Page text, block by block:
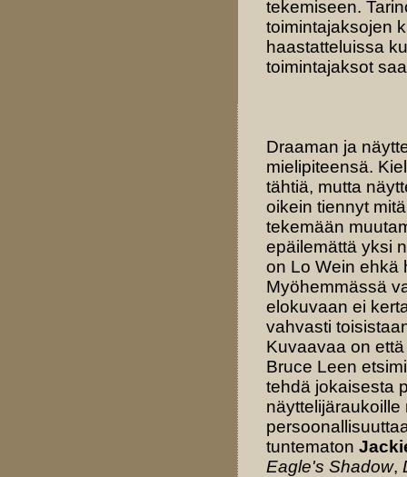
tekemiseen.
toimintajaksojen
haastatteluissa
toimintajaksot
Draaman ja
mielipiteensä.
tähtiä, mutta
oikein tiennyt
tekemään
epäilemättä yksi
on Lo Wein ehkä
Myöhemmässä
elokuvaan ei
vahvasti
Kuvaavaa on
Bruce Leen
tehdä jokaisesta
tuntematon
Eagle's Shadow,